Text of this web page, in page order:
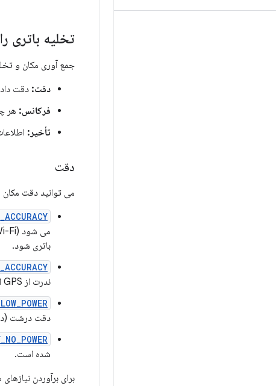
تخلیه باتری
جمع آوری مکان و
دقت: دقت
فرکانس: هر
تأخیر:
دقت
می توانید دقت مکان
می شود (GPS، Wi-Fi و سلول را فعال می کند و از انواع
باتری شود.
ندرت از GPS استفاده می کند. معمولاً از ترکیبی از Wi-Fi و اطلاعات سلولی برای محاسبه مکان دستگاه استفاده می کند.
دقت درشت (در
شده است.
برای برآوردن